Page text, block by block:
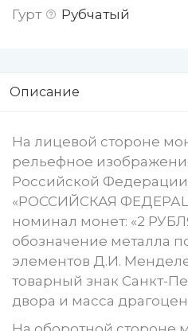
Гурт
Рубчатый
Описание
На лицевой стороне
рельефное
Российской
«РОССИЙСКАЯ
номинал монет: «2
обозначение металла
элементов Д.И.
товарный знак Санкт-
двора и масса